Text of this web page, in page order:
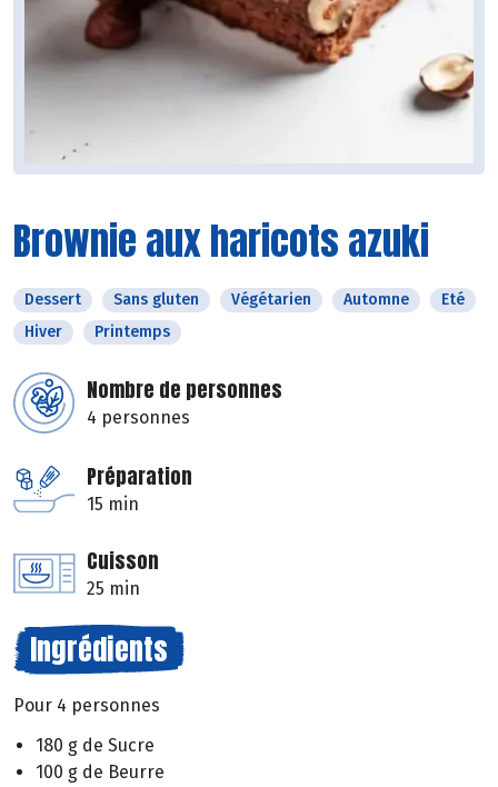
Brownie aux haricots azuki
Dessert Sans gluten Végétarien Automne
Eté
Hiver
Printemps
Nombre de personnes
4 personnes
Préparation
15 min
Cuisson
25 min
Ingrédients
Pour 4 personnes
180 g de Sucre
100 g de Beurre